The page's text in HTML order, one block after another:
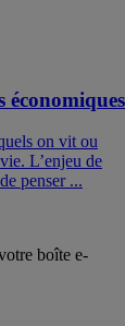
économiques
on vit ou
L’enjeu de
penser ...
boîte e-